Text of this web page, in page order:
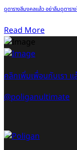
ดูตารางสีมงคลแล้ว อย่าลืมดูตารา
Read More
คลิกเพิ่มเพื่อนกับเรา แ
@poliganultimate